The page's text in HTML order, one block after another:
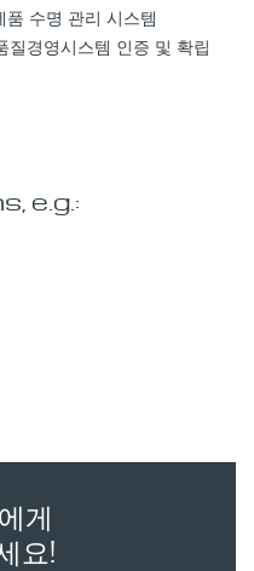
수명 관리 시스템
질경영시스템 인증 및 확립
e.g.:
게
요!